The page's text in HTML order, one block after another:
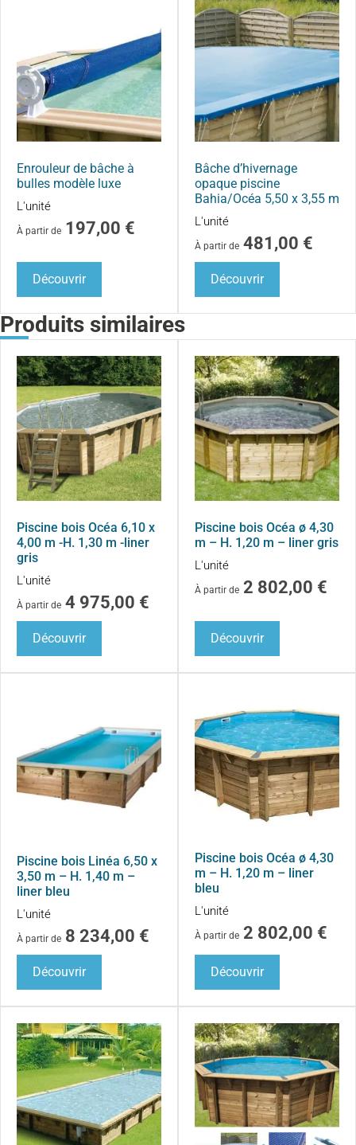
Enrouleur de bâche à
bulles modèle luxe
L'unité
À partir de 197,00 €
Découvrir
Bâche d’hivernage
opaque piscine
Bahia/Océa 5,50 x 3,55 m
L'unité
À partir de 481,00 €
Découvrir
Produits similaires
Piscine bois Océa 6,10 x
4,00 m -H. 1,30 m -liner
gris
L'unité
À partir de 4 975,00 €
Découvrir
Piscine bois Océa ø 4,30
m – H. 1,20 m – liner gris
L'unité
À partir de 2 802,00 €
Découvrir
Piscine bois Linéa 6,50 x
3,50 m – H. 1,40 m –
liner bleu
L'unité
À partir de 8 234,00 €
Découvrir
Piscine bois Océa ø 4,30
m – H. 1,20 m – liner
bleu
L'unité
À partir de 2 802,00 €
Découvrir